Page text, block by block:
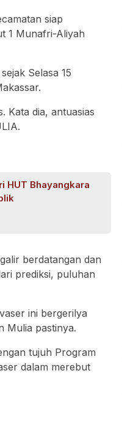
siap
1 Munafri-Aliyah
Selasa 15
Kata dia, antuasias
HUT Bhayangkara
berdatangan dan
prediksi, puluhan
ini bergerilya
Mulia pastinya.
tujuh Program
dalam merebut